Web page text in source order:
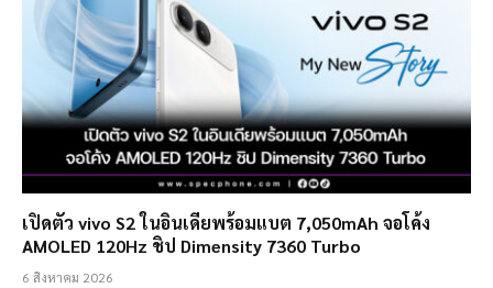
เปิดตัว vivo S2 ในอินเดียพร้อมแบต 7,050mAh จอโค้ง
AMOLED 120Hz ชิป Dimensity 7360 Turbo
6 สิงหาคม 2026